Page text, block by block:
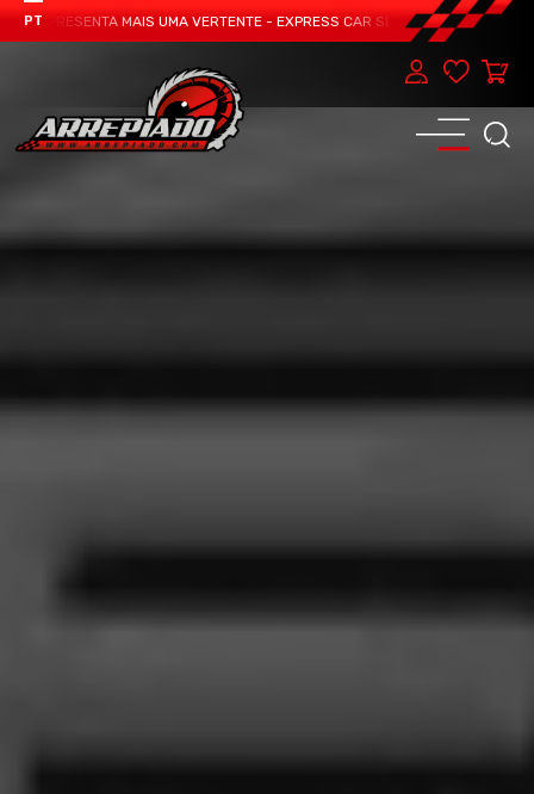
PT
APRESENTA MAIS UMA VERTENTE - EXPRESS CAR SERVICE, MANUTENÇÃO